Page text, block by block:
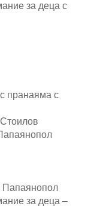
за деца с
пранаяма с
Папаянопол
за деца –